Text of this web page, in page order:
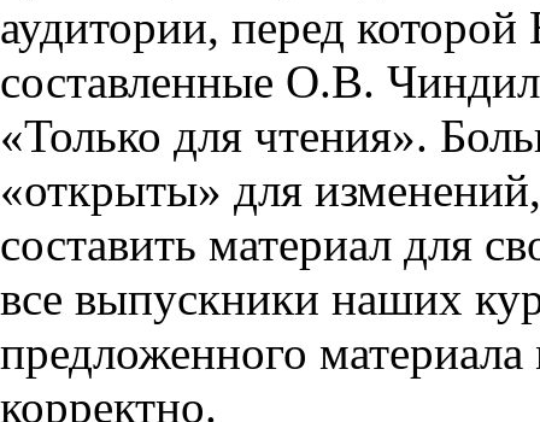
аудитории, перед
составленные О.В.
«Только для чтения».
«открыты» для
составить материал для
все выпускники наших
предложенного
корректно.